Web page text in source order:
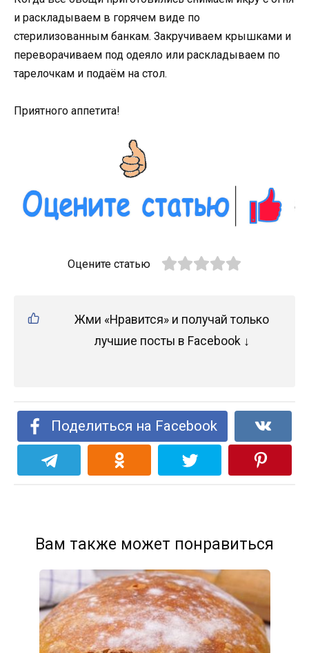
и раскладываем в горячем виде по
стерилизованным банкам. Закручиваем крышками и
переворачиваем под одеяло или раскладываем по
тарелочкам и подаём на стол.
Приятного аппетита!
Оцените статью
Жми «Нравится» и получай только
лучшие посты в Facebook ↓
Поделиться на Facebook
Вам также может понравиться